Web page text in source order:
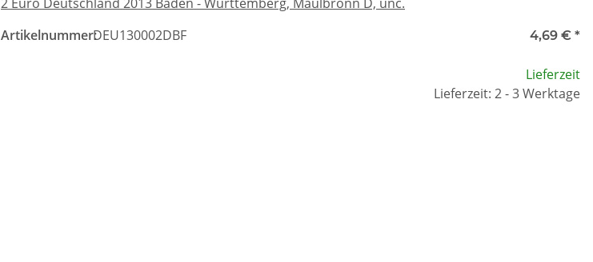
Artikelnummer:DEU130002DBF 4,69 € *
Lieferzeit
Lieferzeit: 2 - 3 Werktage